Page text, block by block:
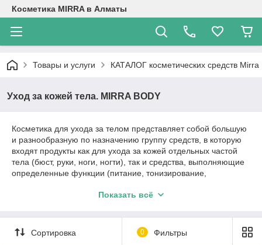
Косметика MIRRA в Алматы
Товары и услуги КАТАЛОГ косметических средств Mirra
Уход за кожей тела. MIRRA BODY
Косметика для ухода за телом представляет собой большую
и разнообразную по назначению группу средств, в которую
входят продукты как для ухода за кожей отдельных частой
тела (бюст, руки, ноги, ногти), так и средства, выполняющие
определенные функции (питание, тонизирование,
Показать всё
Сортировка 0 Фильтры